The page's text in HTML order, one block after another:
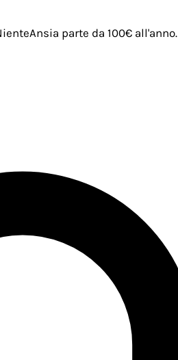
parte da 100€ all'anno.